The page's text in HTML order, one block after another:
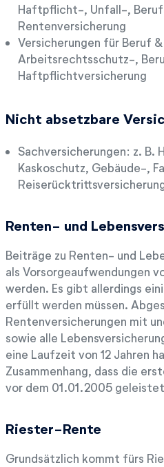
Haftpflicht-, Unfall-,
Rentenversicherung
Versicherungen für Beruf
Arbeitsrechtsschutz-,
Haftpflichtversicherung
Nicht absetzbare
Sachversicherungen: z. B.
Kaskoschutz, Gebäude-,
Renten- und
Beiträge zu Renten- und
als Vorsorgeaufwendungen
werden. Es gibt allerdings
erfüllt werden müssen.
Rentenversicherungen mit
sowie alle
eine Laufzeit von 12 Jahren
Zusammenhang, dass die
vor dem 01.01.2005
Riester-Rente
Grundsätzlich kommt fürs